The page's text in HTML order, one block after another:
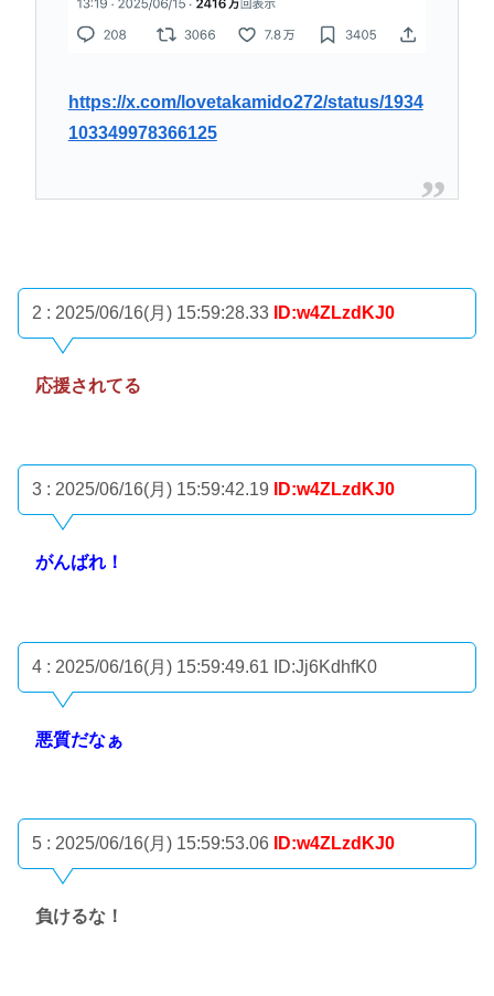
https://x.com/lovetakamido272/status/1934
103349978366125
2 : 2025/06/16(月) 15:59:28.33 ID:w4ZLzdKJ0
応援されてる
3 : 2025/06/16(月) 15:59:42.19 ID:w4ZLzdKJ0
がんばれ！
4 : 2025/06/16(月) 15:59:49.61 ID:Jj6KdhfK0
悪質だなぁ
5 : 2025/06/16(月) 15:59:53.06 ID:w4ZLzdKJ0
負けるな！